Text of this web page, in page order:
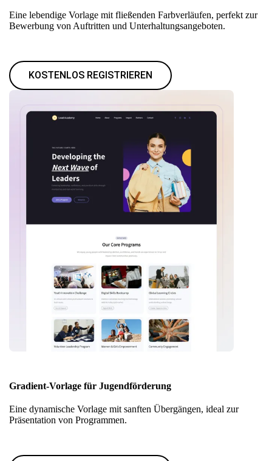
Eine lebendige Vorlage mit fließenden Farbverläufen, perfekt zur
Bewerbung von Auftritten und Unterhaltungsangeboten.
KOSTENLOS REGISTRIEREN
Gradient-Vorlage für Jugendförderung
Eine dynamische Vorlage mit sanften Übergängen, ideal zur
Präsentation von Programmen.